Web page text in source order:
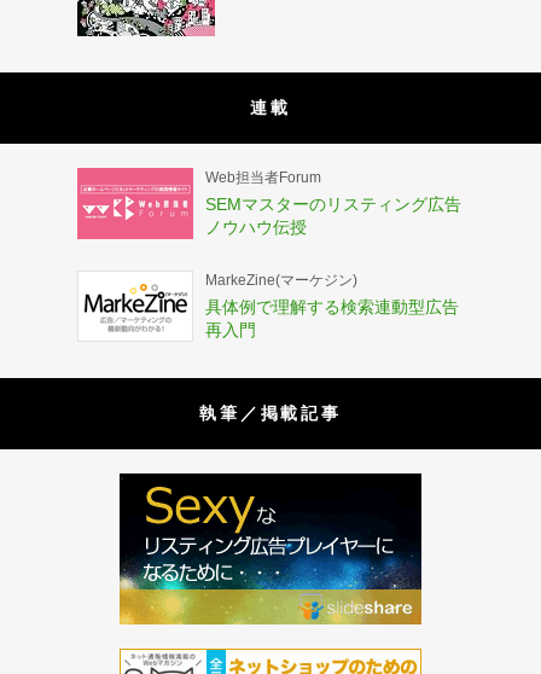
連載
Web担当者Forum
SEMマスターのリスティング広告
ノウハウ伝授
MarkeZine(マーケジン)
具体例で理解する検索連動型広告
再入門
執筆／掲載記事